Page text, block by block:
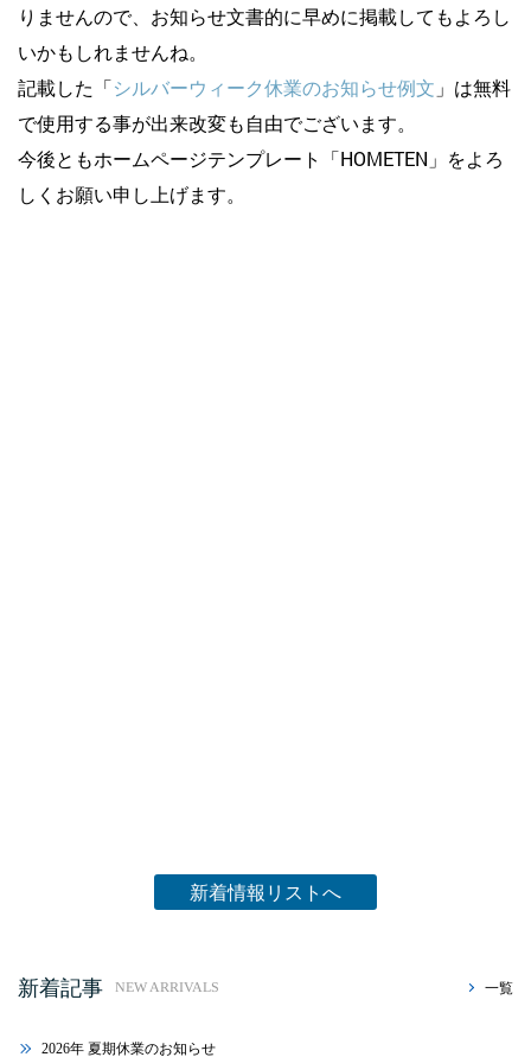
りませんので、お知らせ文書的に早めに掲載してもよろし
いかもしれませんね。
記載した「シルバーウィーク休業のお知らせ例文 」は無料
で使用する事が出来改変も自由でございます。
今後ともホームページテンプレート「HOMETEN」をよろ
しくお願い申し上げます。
新着情報リストへ
新着記事 NEW ARRIVALS 一覧
2026年 夏期休業のお知らせ